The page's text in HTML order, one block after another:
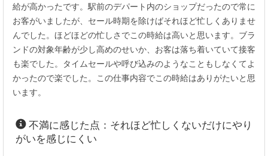
給が高かったです。駅前のデパート内のショップだったので常に
お客がいましたが、セール時期を除けばそれほど忙しくありませ
んでした。ほどほどの忙しさでこの時給は高いと思います。ブラ
ンドの対象年齢が少し高めのせいか、お客は落ち着いていて接客
も楽でした。タイムセールや呼び込みのようなこともしなくてよ
かったので楽でした。この仕事内容でこの時給はありがたいと思
います。
不満に感じた点：それほど忙しくないだけにやり
がいを感じにくい